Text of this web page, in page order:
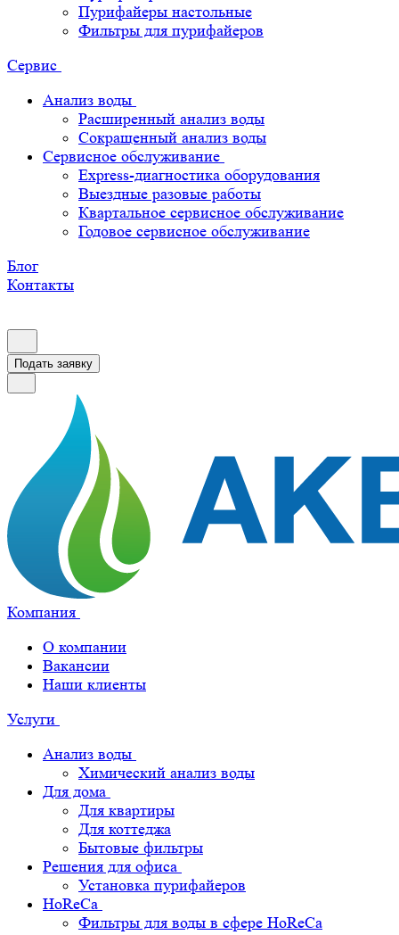
Пурифайеры настольные
Фильтры для пурифайеров
Сервис
Анализ воды
Расширенный анализ воды
Сокращенный анализ воды
Сервисное обслуживание
Express-диагностика оборудования
Выездные разовые работы
Квартальное сервисное обслуживание
Годовое сервисное обслуживание
Блог
Контакты
Подать заявку
Компания
О компании
Вакансии
Наши клиенты
Услуги
Анализ воды
Химический анализ воды
Для дома
Для квартиры
Для коттеджа
Бытовые фильтры
Решения для офиса
Установка пурифайеров
HoReCa
Фильтры для воды в сфере HoReCa